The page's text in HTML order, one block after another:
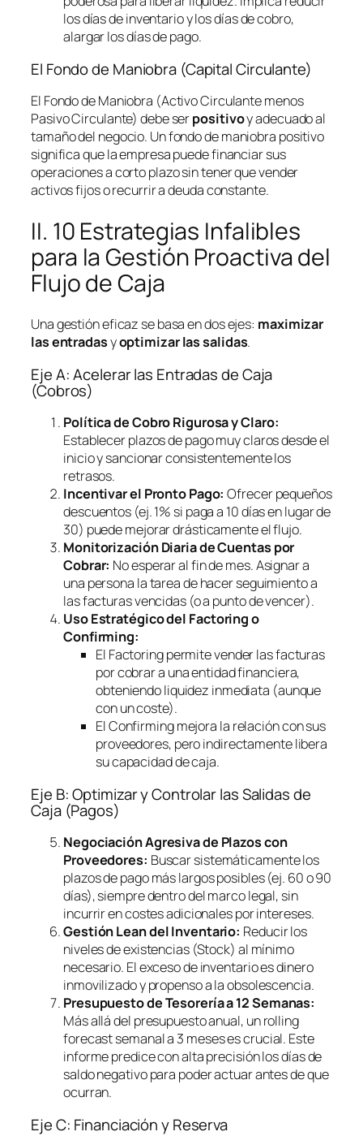
los días de inventario y los días de cobro,
alargar los días de pago.
El Fondo de Maniobra (Capital Circulante)
El Fondo de Maniobra (Activo Circulante menos
Pasivo Circulante) debe serpositivoy adecuado al
tamaño del negocio. Un fondo de maniobra positivo
significa que la empresa puede financiar sus
operaciones a corto plazo sin tener que vender
activos fijos o recurrir a deuda constante.
II. 10 Estrategias Infalibles
para la Gestión Proactiva del
Flujo de Caja
Una gestión eficaz se basa en dos ejes: maximizar
las entradasyoptimizar las salidas.
Eje A: Acelerar las Entradas de Caja
(Cobros)
Política de Cobro Rigurosa y Claro:
Establecer plazos de pago muy claros desde el
inicio y sancionar consistentemente los
retrasos.
Incentivar el Pronto Pago: Ofrecer pequeños
descuentos (ej. 1% si paga a 10 días en lugar de
30) puede mejorar drásticamente el flujo.
Monitorización Diaria de Cuentas por
Cobrar: No esperar al fin de mes. Asignar a
una persona la tarea de hacer seguimiento a
las facturas vencidas (o a punto de vencer).
Uso Estratégico del Factoringo
Confirming:
El Factoringpermite vender las facturas
por cobrar a una entidad financiera,
obteniendo liquidez inmediata (aunque
con un coste).
ElConfirmingmejora la relación con sus
proveedores, pero indirectamente libera
su capacidad de caja.
Eje B: Optimizar y Controlar las Salidas de
Caja (Pagos)
Negociación Agresiva de Plazos con
Proveedores: Buscar sistemáticamente los
plazos de pago más largos posibles (ej. 60 o 90
días), siempre dentro del marco legal, sin
incurrir en costes adicionales por intereses.
Gestión Lean del Inventario: Reducir los
niveles de existencias (Stock) al mínimo
necesario. El exceso de inventario es dinero
inmovilizado y propenso a la obsolescencia.
Presupuesto de Tesorería a 12 Semanas:
Más allá del presupuesto anual, unrolling
forecastsemanal a 3 meses es crucial. Este
informe predice con alta precisión los días de
saldo negativo para poder actuar antes de que
ocurran.
Eje C: Financiación y Reserva